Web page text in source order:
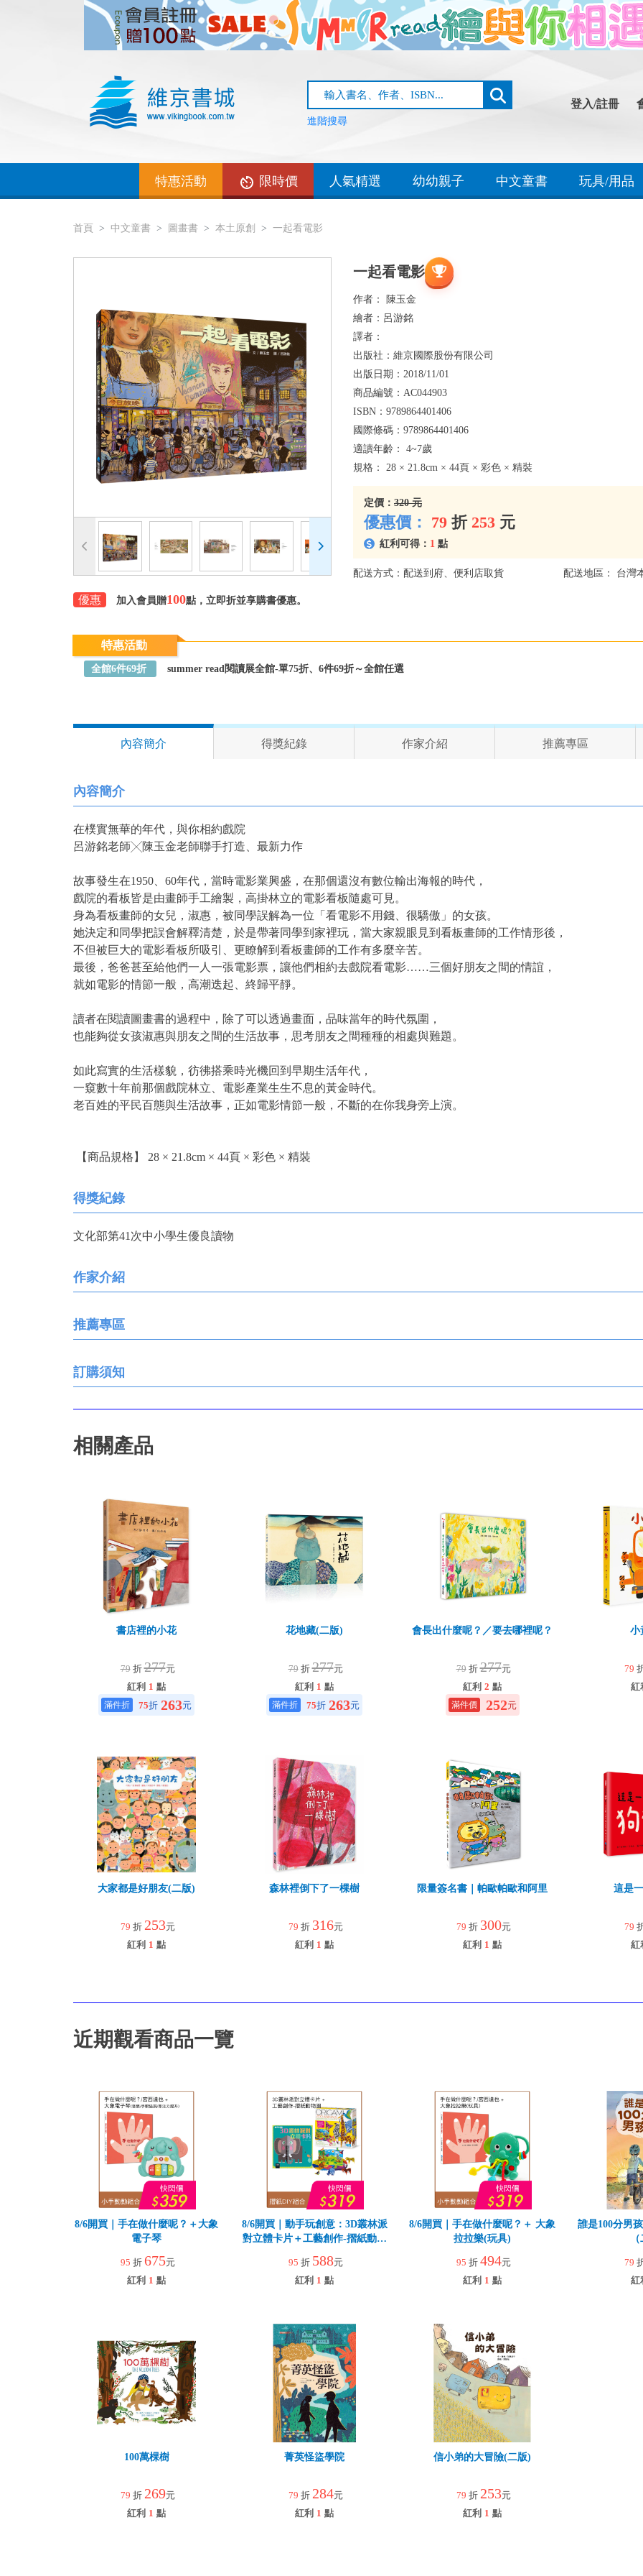
進階搜尋
登入/註冊
特惠活動 限時價 人氣精選 幼幼親子 中文童書 玩具/用品
首頁 中文童書 圖畫書 本土原創 一起看電影
優惠 加入會員贈100點，立即折並享購書優惠。
一起看電影
作者：
陳玉金
繪者： 呂游銘
譯者：
出版社： 維京國際股份有限公司
出版日期： 2018/11/01
商品編號： AC044903
ISBN： 9789864401406
國際條碼： 9789864401406
適讀年齡： 4~7歲
規格： 28 × 21.8cm × 44頁 × 彩色 × 精裝
定價： 320 元
優惠價： 79 折 253 元
紅利可得： 1 點
配送方式：配送到府、便利店取貨 配送地區： 台灣
特惠活動
全館6件69折 summer read閱讀展全館-單75折、6件69折～全館任選
內容簡介 得獎紀錄 作家介紹 推薦專區
內容簡介
在樸實無華的年代，與你相約戲院
呂游銘老師╳陳玉金老師聯手打造、最新力作
故事發生在1950、60年代，當時電影業興盛，在那個還沒有數位輸出海報的時代，
戲院的看板皆是由畫師手工繪製，高掛林立的電影看板隨處可見。
身為看板畫師的女兒，淑惠，被同學誤解為一位「看電影不用錢、很驕傲」的女孩。
她決定和同學把誤會解釋清楚，於是帶著同學到家裡玩，當大家親眼見到看板畫師的工作情形後，
不但被巨大的電影看板所吸引、更瞭解到看板畫師的工作有多麼辛苦。
最後，爸爸甚至給他們一人一張電影票，讓他們相約去戲院看電影……三個好朋友之間的情誼，
就如電影的情節一般，高潮迭起、終歸平靜。
讀者在閱讀圖畫書的過程中，除了可以透過畫面，品味當年的時代氛圍，
也能夠從女孩淑惠與朋友之間的生活故事，思考朋友之間種種的相處與難題。
如此寫實的生活樣貌，彷彿搭乘時光機回到早期生活年代，
一窺數十年前那個戲院林立、電影產業生生不息的黃金時代。
老百姓的平民百態與生活故事，正如電影情節一般，不斷的在你我身旁上演。
【商品規格】 28 × 21.8cm × 44頁 × 彩色 × 精裝
得獎紀錄
文化部第41次中小學生優良讀物
作家介紹
推薦專區
訂購須知
相關產品
書店裡的小花
79 折277元
紅利 1 點
75折 263元
花地藏(二版)
79 折277元
紅利 1 點
75折 263元
會長出什麼呢？／要去哪裡呢？
79 折277元
紅利 2 點
252元
小
79
紅
大家都是好朋友(二版)
79 折 253元
紅利 1 點
森林裡倒下了一棵樹
79 折 316元
紅利 1 點
限量簽名書｜帕歐帕歐和阿里
79 折 300元
紅利 1 點
這是
79
紅
近期觀看商品一覽
8/6開買｜手在做什麼呢？＋大象
電子琴
95 折 675元
紅利 1 點
8/6開買｜動手玩創意：3D叢林派
對立體卡片＋工藝創作-摺紙動物
95 折 588元
紅利 1 點
8/6開買｜手在做什麼呢？＋ 大象
拉拉樂(玩具)
95 折 494元
紅利 1 點
誰是100分男
79
紅
100萬棵樹
79 折 269元
紅利 1 點
菁英怪盜學院
79 折 284元
紅利 1 點
信小弟的大冒險(二版)
79 折 253元
紅利 1 點